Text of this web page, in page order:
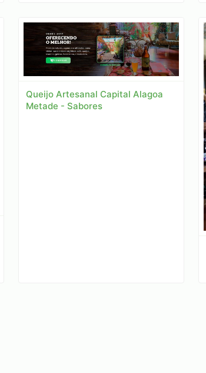
Queijo Artesanal Capital Alagoa
Metade - Sabores